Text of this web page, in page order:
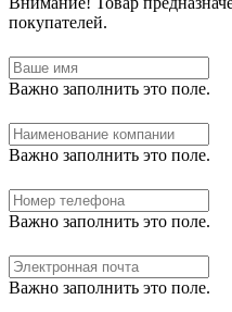
покупателей.
Важно заполнить это поле.
Важно заполнить это поле.
Важно заполнить это поле.
Важно заполнить это поле.